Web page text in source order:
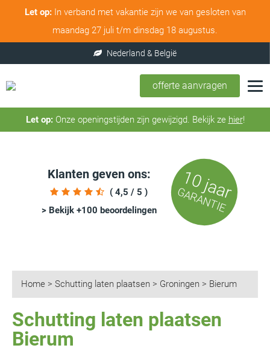
Let op:In verband met vakantie zijn we van gesloten van
maandag 27 juli t/m dinsdag 18 augustus.
offerte aanvragen
Let op:Onze openingstijden zijn gewijzigd. Bekijk ze hier!
Klanten geven ons:
( 4,5 / 5 )
> Bekijk +100 beoordelingen
10 jaar
GARANTIE
Home > Schutting laten plaatsen > Groningen > Bierum
Schutting laten plaatsen
Bierum